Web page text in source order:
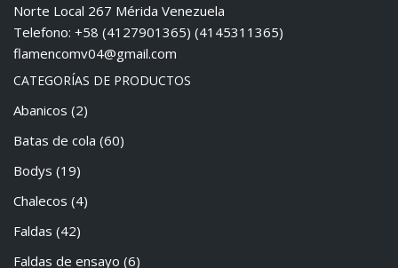
Norte Local 267 Mérida Venezuela
Telefono: +58 (4127901365) (4145311365)
flamencomv04@gmail.com
CATEGORÍAS DE PRODUCTOS
Abanicos (2)
Batas de cola (60)
Bodys (19)
Chalecos (4)
Faldas (42)
Faldas de ensayo (6)